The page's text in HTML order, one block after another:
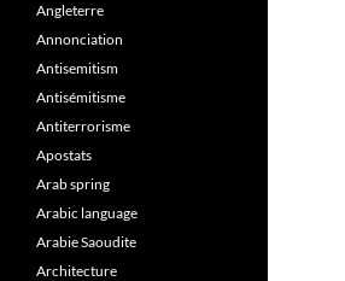
Angleterre
Annonciation
Antisemitism
Antisémitisme
Antiterrorisme
Apostats
Arab spring
Arabic language
Arabie Saoudite
Architecture